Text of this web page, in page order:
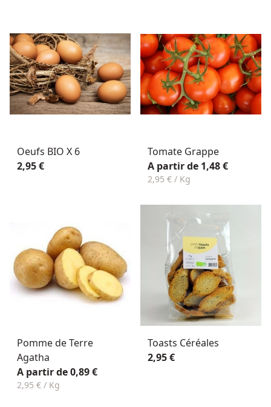
Oeufs BIO X 6
2,95 €
Tomate Grappe
A partir de 1,48 €
2,95 € / Kg
Pomme de Terre
Agatha
A partir de 0,89 €
2,95 € / Kg
Toasts Céréales
2,95 €